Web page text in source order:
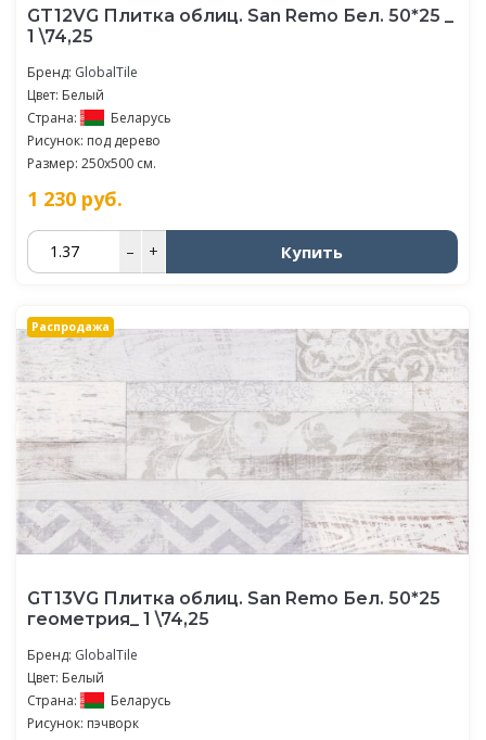
GT12VG Плитка облиц. San Remo Бел. 50*25 _
1 \74,25
Бренд: GlobalTile
Цвет: Белый
Страна:
Беларусь
Рисунок: под дерево
Размер: 250x500 см.
1 230 руб.
– + Купить
Распродажа
GT13VG Плитка облиц. San Remo Бел. 50*25
геометрия_ 1 \74,25
Бренд: GlobalTile
Цвет: Белый
Страна:
Беларусь
Рисунок: пэчворк